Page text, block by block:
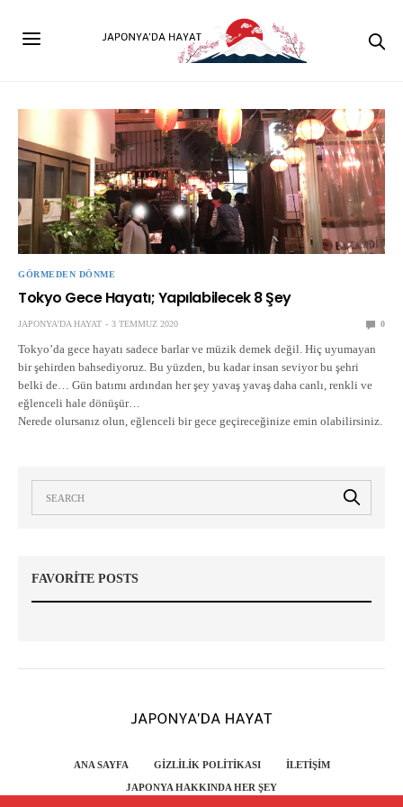
GÖRMEDEN DÖNME
Tokyo Gece Hayatı; Yapılabilecek 8 Şey
JAPONYA'DA HAYAT 3 TEMMUZ 2020 0
Tokyo’da gece hayatı sadece barlar ve müzik demek değil. Hiç uyumayan
bir şehirden bahsediyoruz. Bu yüzden, bu kadar insan seviyor bu şehri
belki de… Gün batımı ardından her şey yavaş yavaş daha canlı, renkli ve
eğlenceli hale dönüşür…
Nerede olursanız olun, eğlenceli bir gece geçireceğinize emin olabilirsiniz.
FAVORITE POSTS
ANA SAYFA GIZLILIK POLITIKASI İLETIŞIM
JAPONYA HAKKINDA HER ŞEY